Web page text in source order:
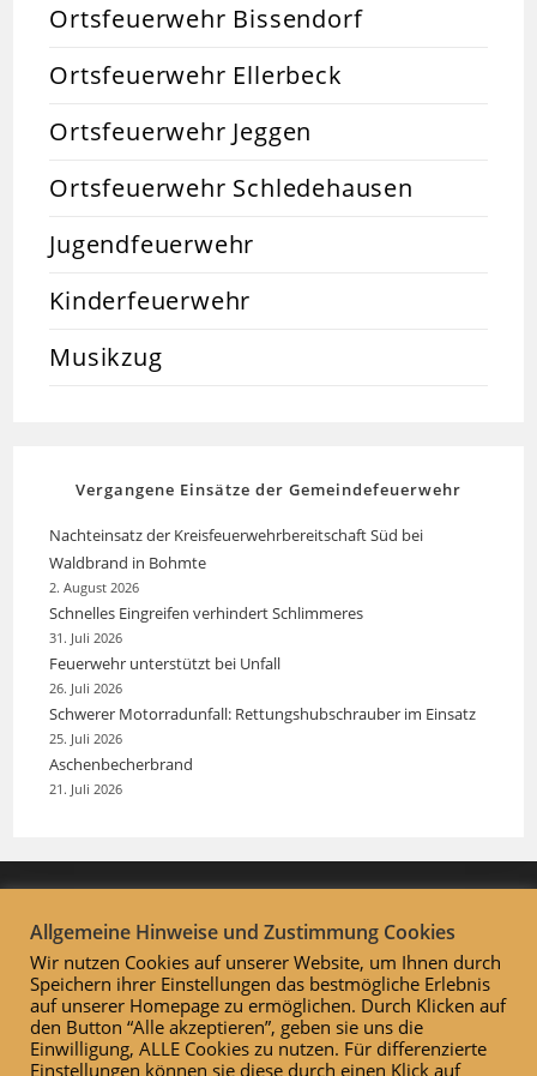
Ortsfeuerwehr Bissendorf
Ortsfeuerwehr Ellerbeck
Ortsfeuerwehr Jeggen
Ortsfeuerwehr Schledehausen
Jugendfeuerwehr
Kinderfeuerwehr
Musikzug
Vergangene Einsätze der Gemeindefeuerwehr
Nachteinsatz der Kreisfeuerwehrbereitschaft Süd bei
Waldbrand in Bohmte
2. August 2026
Schnelles Eingreifen verhindert Schlimmeres
31. Juli 2026
Feuerwehr unterstützt bei Unfall
26. Juli 2026
Schwerer Motorradunfall: Rettungshubschrauber im Einsatz
25. Juli 2026
Aschenbecherbrand
21. Juli 2026
Allgemeine Hinweise und Zustimmung Cookies
Wir nutzen Cookies auf unserer Website, um Ihnen durch
Speichern ihrer Einstellungen das bestmögliche Erlebnis
auf unserer Homepage zu ermöglichen. Durch Klicken auf
den Button “Alle akzeptieren”, geben sie uns die
Einwilligung, ALLE Cookies zu nutzen. Für differenzierte
Einstellungen können sie diese durch einen Klick auf